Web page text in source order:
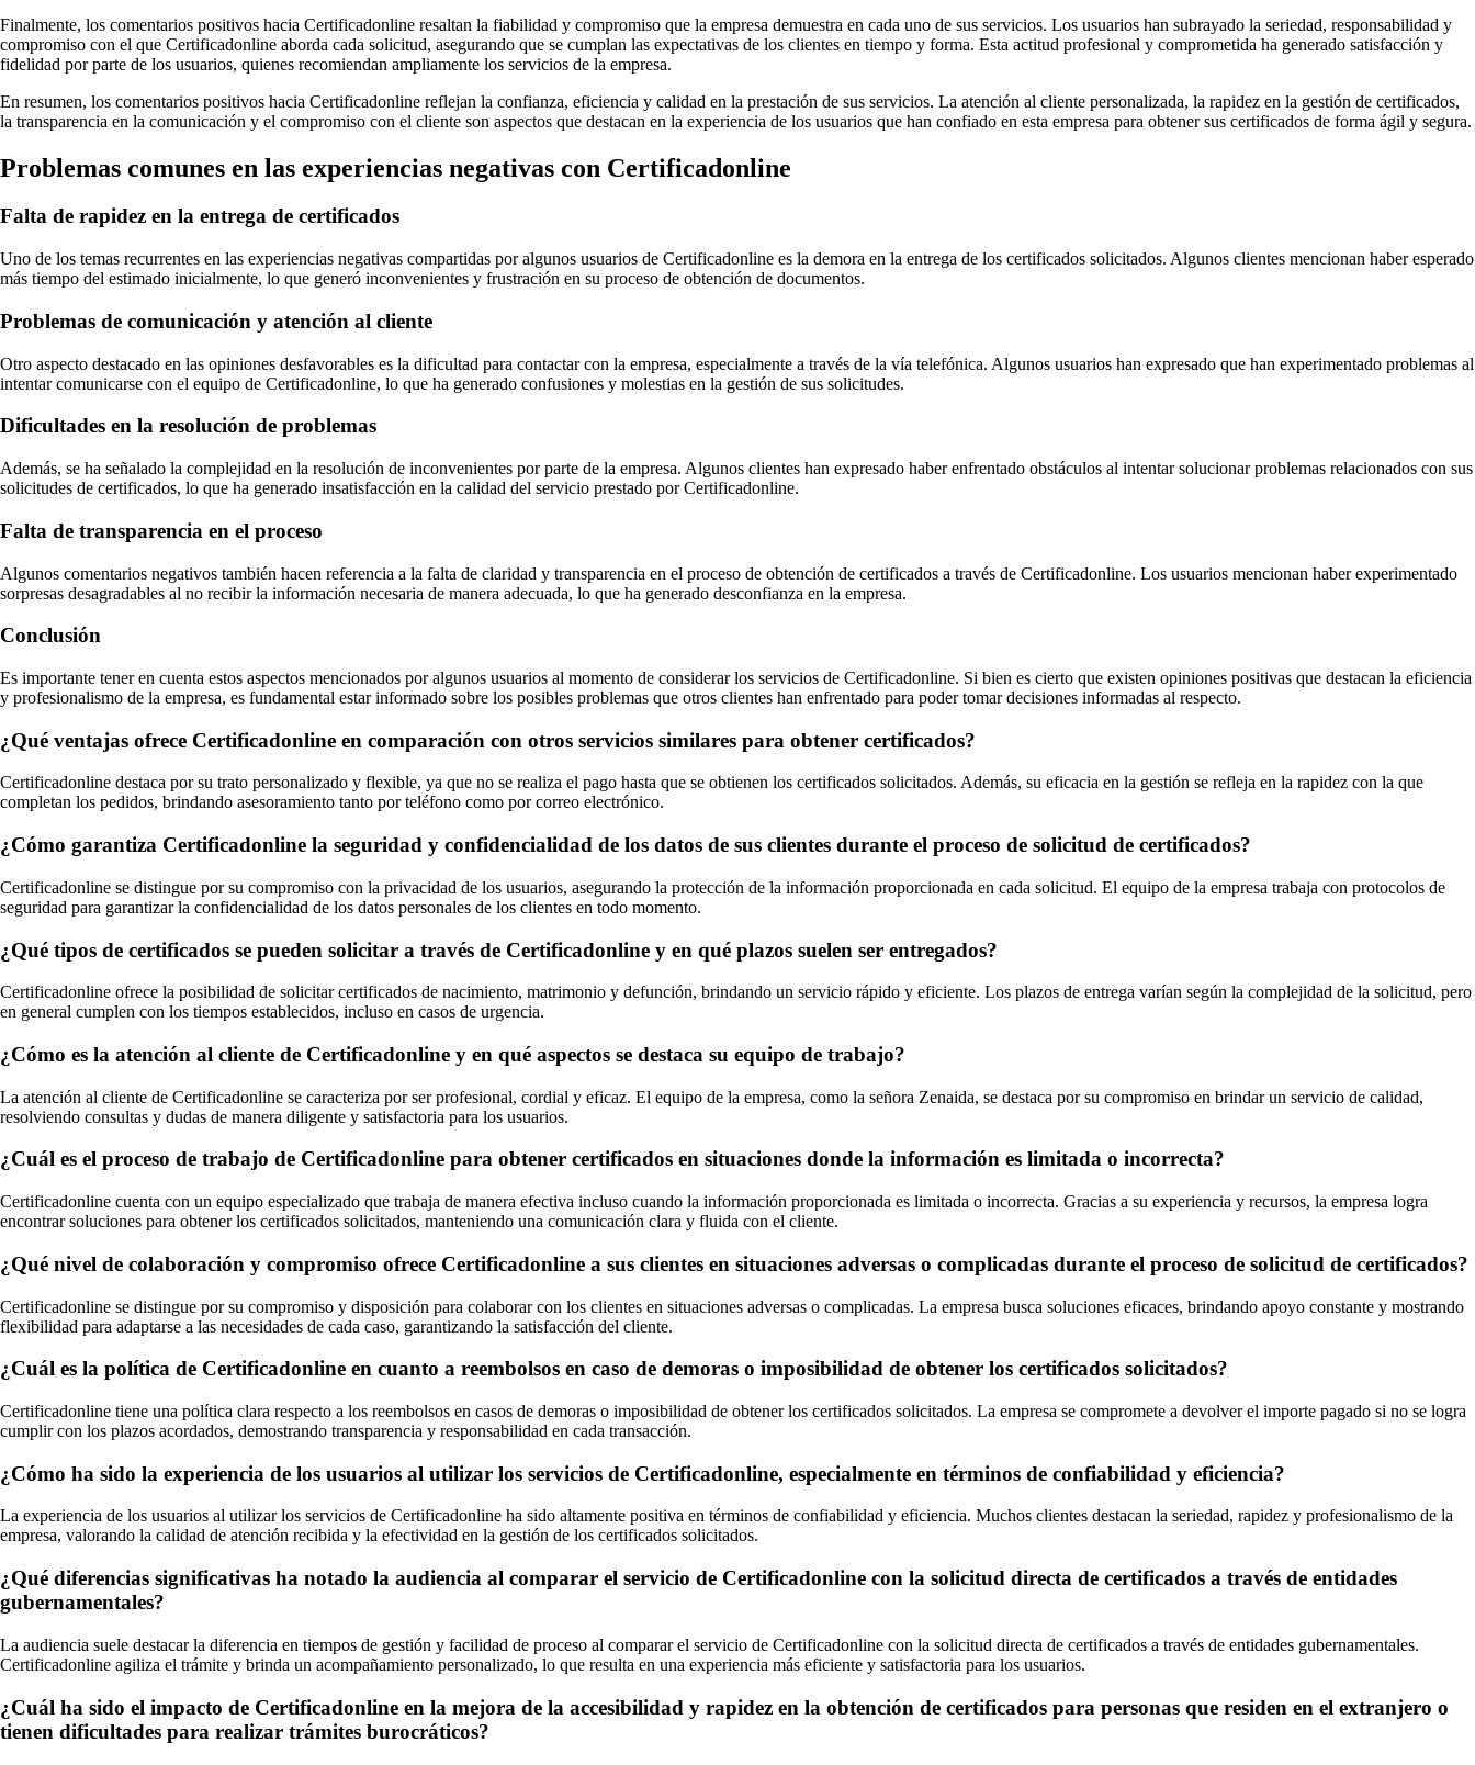
Finalmente, los comentarios positivos hacia Certificadonline resaltan la fiabilidad y compromiso que la empresa demuestra en cada uno de sus servicios. Los usuarios han subrayado la seriedad, responsabilidad y
compromiso con el que Certificadonline aborda cada solicitud, asegurando que se cumplan las expectativas de los clientes en tiempo y forma. Esta actitud profesional y comprometida ha generado satisfacción y
fidelidad por parte de los usuarios, quienes recomiendan ampliamente los servicios de la empresa.
En resumen, los comentarios positivos hacia Certificadonline reflejan la confianza, eficiencia y calidad en la prestación de sus servicios. La atención al cliente personalizada, la rapidez en la gestión de certificados,
la transparencia en la comunicación y el compromiso con el cliente son aspectos que destacan en la experiencia de los usuarios que han confiado en esta empresa para obtener sus certificados de forma ágil y segura.
Problemas comunes en las experiencias negativas con Certificadonline
Falta de rapidez en la entrega de certificados
Uno de los temas recurrentes en las experiencias negativas compartidas por algunos usuarios de Certificadonline es la demora en la entrega de los certificados solicitados. Algunos clientes mencionan haber esperado
más tiempo del estimado inicialmente, lo que generó inconvenientes y frustración en su proceso de obtención de documentos.
Problemas de comunicación y atención al cliente
Otro aspecto destacado en las opiniones desfavorables es la dificultad para contactar con la empresa, especialmente a través de la vía telefónica. Algunos usuarios han expresado que han experimentado problemas al
intentar comunicarse con el equipo de Certificadonline, lo que ha generado confusiones y molestias en la gestión de sus solicitudes.
Dificultades en la resolución de problemas
Además, se ha señalado la complejidad en la resolución de inconvenientes por parte de la empresa. Algunos clientes han expresado haber enfrentado obstáculos al intentar solucionar problemas relacionados con sus
solicitudes de certificados, lo que ha generado insatisfacción en la calidad del servicio prestado por Certificadonline.
Falta de transparencia en el proceso
Algunos comentarios negativos también hacen referencia a la falta de claridad y transparencia en el proceso de obtención de certificados a través de Certificadonline. Los usuarios mencionan haber experimentado
sorpresas desagradables al no recibir la información necesaria de manera adecuada, lo que ha generado desconfianza en la empresa.
Conclusión
Es importante tener en cuenta estos aspectos mencionados por algunos usuarios al momento de considerar los servicios de Certificadonline. Si bien es cierto que existen opiniones positivas que destacan la eficiencia
y profesionalismo de la empresa, es fundamental estar informado sobre los posibles problemas que otros clientes han enfrentado para poder tomar decisiones informadas al respecto.
¿Qué ventajas ofrece Certificadonline en comparación con otros servicios similares para obtener certificados?
Certificadonline destaca por su trato personalizado y flexible, ya que no se realiza el pago hasta que se obtienen los certificados solicitados. Además, su eficacia en la gestión se refleja en la rapidez con la que
completan los pedidos, brindando asesoramiento tanto por teléfono como por correo electrónico.
¿Cómo garantiza Certificadonline la seguridad y confidencialidad de los datos de sus clientes durante el proceso de solicitud de certificados?
Certificadonline se distingue por su compromiso con la privacidad de los usuarios, asegurando la protección de la información proporcionada en cada solicitud. El equipo de la empresa trabaja con protocolos de
seguridad para garantizar la confidencialidad de los datos personales de los clientes en todo momento.
¿Qué tipos de certificados se pueden solicitar a través de Certificadonline y en qué plazos suelen ser entregados?
Certificadonline ofrece la posibilidad de solicitar certificados de nacimiento, matrimonio y defunción, brindando un servicio rápido y eficiente. Los plazos de entrega varían según la complejidad de la solicitud, pero
en general cumplen con los tiempos establecidos, incluso en casos de urgencia.
¿Cómo es la atención al cliente de Certificadonline y en qué aspectos se destaca su equipo de trabajo?
La atención al cliente de Certificadonline se caracteriza por ser profesional, cordial y eficaz. El equipo de la empresa, como la señora Zenaida, se destaca por su compromiso en brindar un servicio de calidad,
resolviendo consultas y dudas de manera diligente y satisfactoria para los usuarios.
¿Cuál es el proceso de trabajo de Certificadonline para obtener certificados en situaciones donde la información es limitada o incorrecta?
Certificadonline cuenta con un equipo especializado que trabaja de manera efectiva incluso cuando la información proporcionada es limitada o incorrecta. Gracias a su experiencia y recursos, la empresa logra
encontrar soluciones para obtener los certificados solicitados, manteniendo una comunicación clara y fluida con el cliente.
¿Qué nivel de colaboración y compromiso ofrece Certificadonline a sus clientes en situaciones adversas o complicadas durante el proceso de solicitud de certificados?
Certificadonline se distingue por su compromiso y disposición para colaborar con los clientes en situaciones adversas o complicadas. La empresa busca soluciones eficaces, brindando apoyo constante y mostrando
flexibilidad para adaptarse a las necesidades de cada caso, garantizando la satisfacción del cliente.
¿Cuál es la política de Certificadonline en cuanto a reembolsos en caso de demoras o imposibilidad de obtener los certificados solicitados?
Certificadonline tiene una política clara respecto a los reembolsos en casos de demoras o imposibilidad de obtener los certificados solicitados. La empresa se compromete a devolver el importe pagado si no se logra
cumplir con los plazos acordados, demostrando transparencia y responsabilidad en cada transacción.
¿Cómo ha sido la experiencia de los usuarios al utilizar los servicios de Certificadonline, especialmente en términos de confiabilidad y eficiencia?
La experiencia de los usuarios al utilizar los servicios de Certificadonline ha sido altamente positiva en términos de confiabilidad y eficiencia. Muchos clientes destacan la seriedad, rapidez y profesionalismo de la
empresa, valorando la calidad de atención recibida y la efectividad en la gestión de los certificados solicitados.
¿Qué diferencias significativas ha notado la audiencia al comparar el servicio de Certificadonline con la solicitud directa de certificados a través de entidades
gubernamentales?
La audiencia suele destacar la diferencia en tiempos de gestión y facilidad de proceso al comparar el servicio de Certificadonline con la solicitud directa de certificados a través de entidades gubernamentales.
Certificadonline agiliza el trámite y brinda un acompañamiento personalizado, lo que resulta en una experiencia más eficiente y satisfactoria para los usuarios.
¿Cuál ha sido el impacto de Certificadonline en la mejora de la accesibilidad y rapidez en la obtención de certificados para personas que residen en el extranjero o
tienen dificultades para realizar trámites burocráticos?